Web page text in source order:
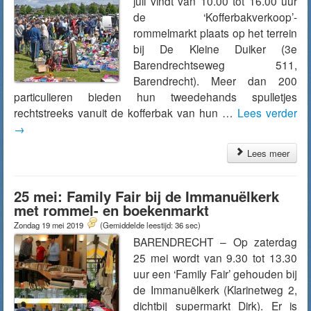
de ‘Kofferbakverkoop’-
rommelmarkt plaats op het terrein
bij De Kleine Duiker (3e
Barendrechtseweg 511,
Barendrecht). Meer dan 200
particulieren bieden hun tweedehands spulletjes
rechtstreeks vanuit de kofferbak van hun … Lees verder
→
Lees meer
25 mei: Family Fair bij de Immanuëlkerk
met rommel- en boekenmarkt
Zondag 19 mei 2019 (Gemiddelde leestijd: 36 sec)
BARENDRECHT – Op zaterdag
25 mei wordt van 9.30 tot 13.30
uur een ‘Family Fair’ gehouden bij
de Immanuëlkerk (Klarinetweg 2,
dichtbij supermarkt Dirk). Er is